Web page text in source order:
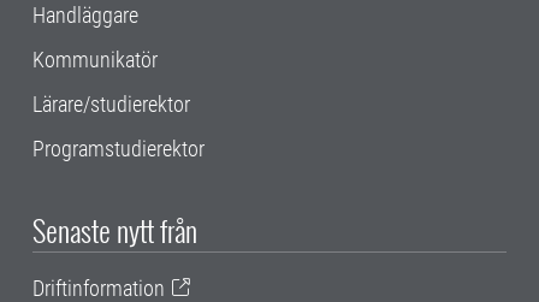
Handläggare
Kommunikatör
Lärare/studierektor
Programstudierektor
Senaste nytt från
Driftinformation